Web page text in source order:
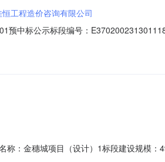
工程造价咨询有限公司
预中标公示标段编号：
程造价咨询有限公司联系人：都
：金穗城项目（设计）1标段建设规模：